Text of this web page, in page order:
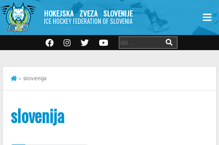
HOKEJSKA ZVEZA SLOVENIJE
ICE HOCKEY FEDERATION OF SLOVENIA
» slovenija
slovenija